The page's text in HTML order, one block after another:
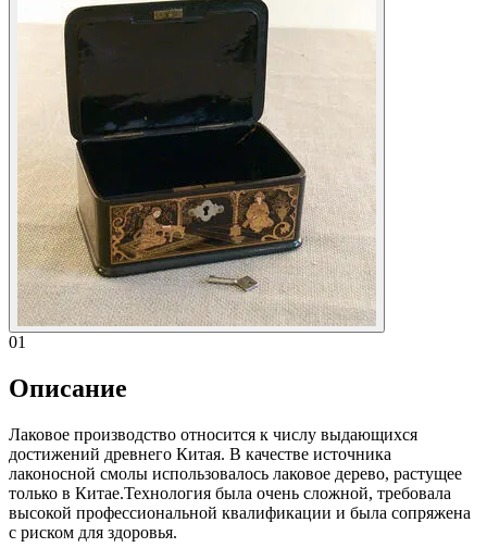
01
Описание
Лаковое производство относится к числу выдающихся
достижений древнего Китая. В качестве источника
лаконосной смолы использовалось лаковое дерево, растущее
только в Китае.Технология была очень сложной, требовала
высокой профессиональной квалификации и была сопряжена
с риском для здоровья.